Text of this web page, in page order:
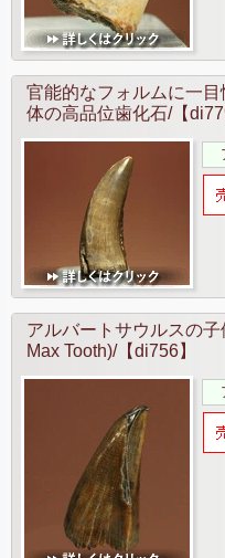
官能的なフォルムに一
体の高品位歯化石/【
アルバートサウルスの
Max Tooth)/【di756】